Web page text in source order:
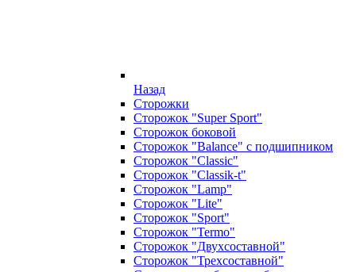
Назад
Сторожки
Сторожок "Super Sport"
Сторожок боковой
Сторожок "Balance" с подшипником
Сторожок "Classic"
Сторожок "Classik-t"
Сторожок "Lamp"
Сторожок "Lite"
Сторожок "Sport"
Сторожок "Termo"
Сторожок "Двухсоставной"
Сторожок "Трехсоставной"